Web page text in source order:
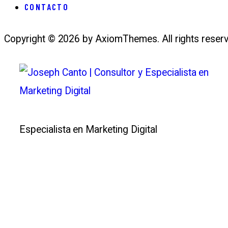
CONTACTO
Copyright © 2026 by AxiomThemes. All rights
Especialista en Marketing Digital